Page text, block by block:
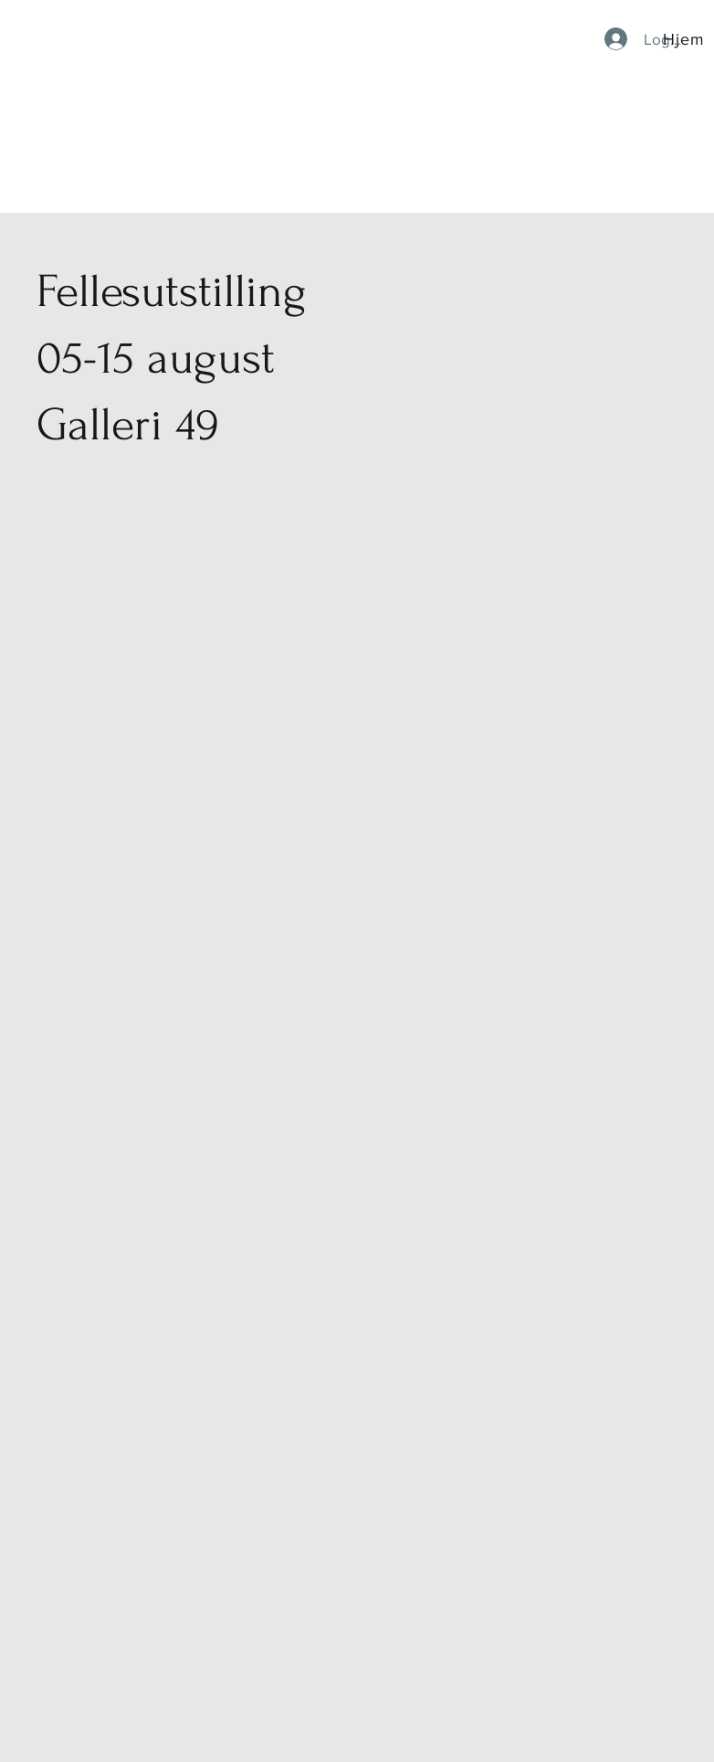
Logg inn
Hjem
Fellesutstilling
05-15 august
Galleri 49